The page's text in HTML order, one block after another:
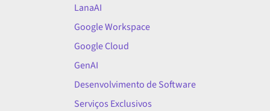
LanaAI
Google Workspace
Google Cloud
GenAI
Desenvolvimento de Software
Serviços Exclusivos